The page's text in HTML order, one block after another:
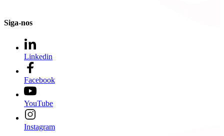
Siga-nos
Linkedin
Facebook
YouTube
Instagram